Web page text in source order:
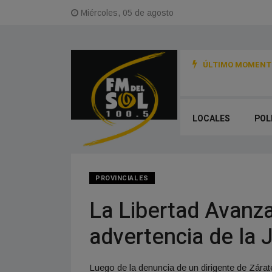
Miércoles, 05 de agosto
ÚLTIMO
LOCALES
PROVINCIALES
La Libertad
advertencia de la
Luego de la denuncia de un dirigente de